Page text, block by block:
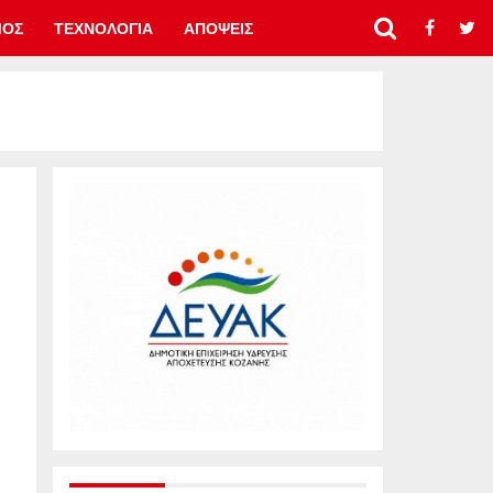
ΤΕΧΝΟΛΟΓΙΑ ΑΠΟΨΕΙΣ